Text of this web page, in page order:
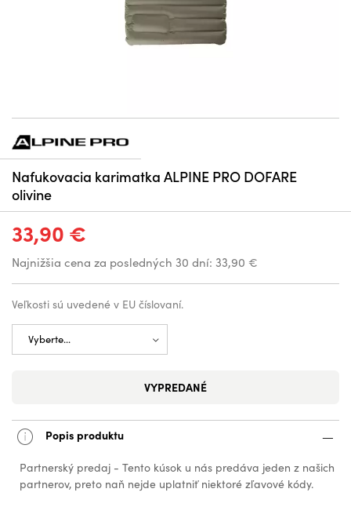
Nafukovacia karimatka ALPINE PRO DOFARE
olivine
33,90 €
Najnižšia cena za posledných 30 dní: 33,90 €
Veľkosti sú uvedené v EU číslovaní.
VYPREDANÉ
Popis produktu
Partnerský predaj - Tento kúsok u nás predáva jeden z našich
partnerov, preto naň nejde uplatniť niektoré zľavové kódy.